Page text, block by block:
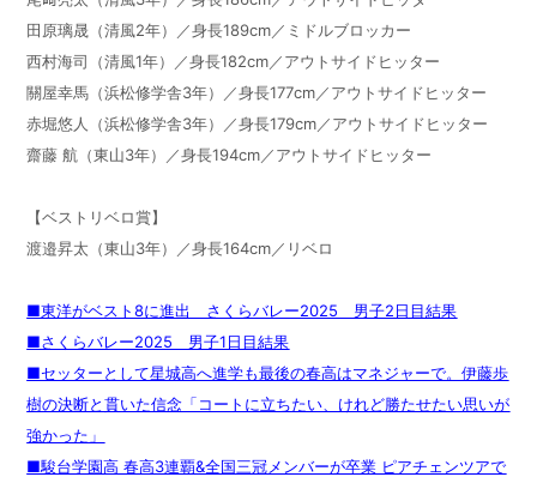
田原璃晟（清風2年）／身長189cm／ミドルブロッカー
西村海司（清風1年）／身長182cm／アウトサイドヒッター
關屋幸馬（浜松修学舎3年）／身長177cm／アウトサイドヒッター
赤堀悠人（浜松修学舎3年）／身長179cm／アウトサイドヒッター
齋藤 航（東山3年）／身長194cm／アウトサイドヒッター
【ベストリベロ賞】
渡邉昇太（東山3年）／身長164cm／リベロ
■東洋がベスト8に進出 さくらバレー2025 男子2日目結果
■さくらバレー2025 男子1日目結果
■セッターとして星城高へ進学も最後の春高はマネジャーで。伊藤歩
樹の決断と貫いた信念「コートに立ちたい、けれど勝たせたい思いが
強かった」
■駿台学園高 春高3連覇&全国三冠メンバーが卒業 ピアチェンツアで